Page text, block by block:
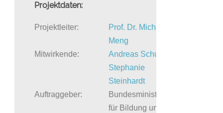
Projektdaten:
Projektleiter:
Prof. Dr. Michael
Meng
Mitwirkende:
Andreas Schubert
Stephanie
Steinhardt
Auftraggeber:
Bundesministerium
für Bildung und